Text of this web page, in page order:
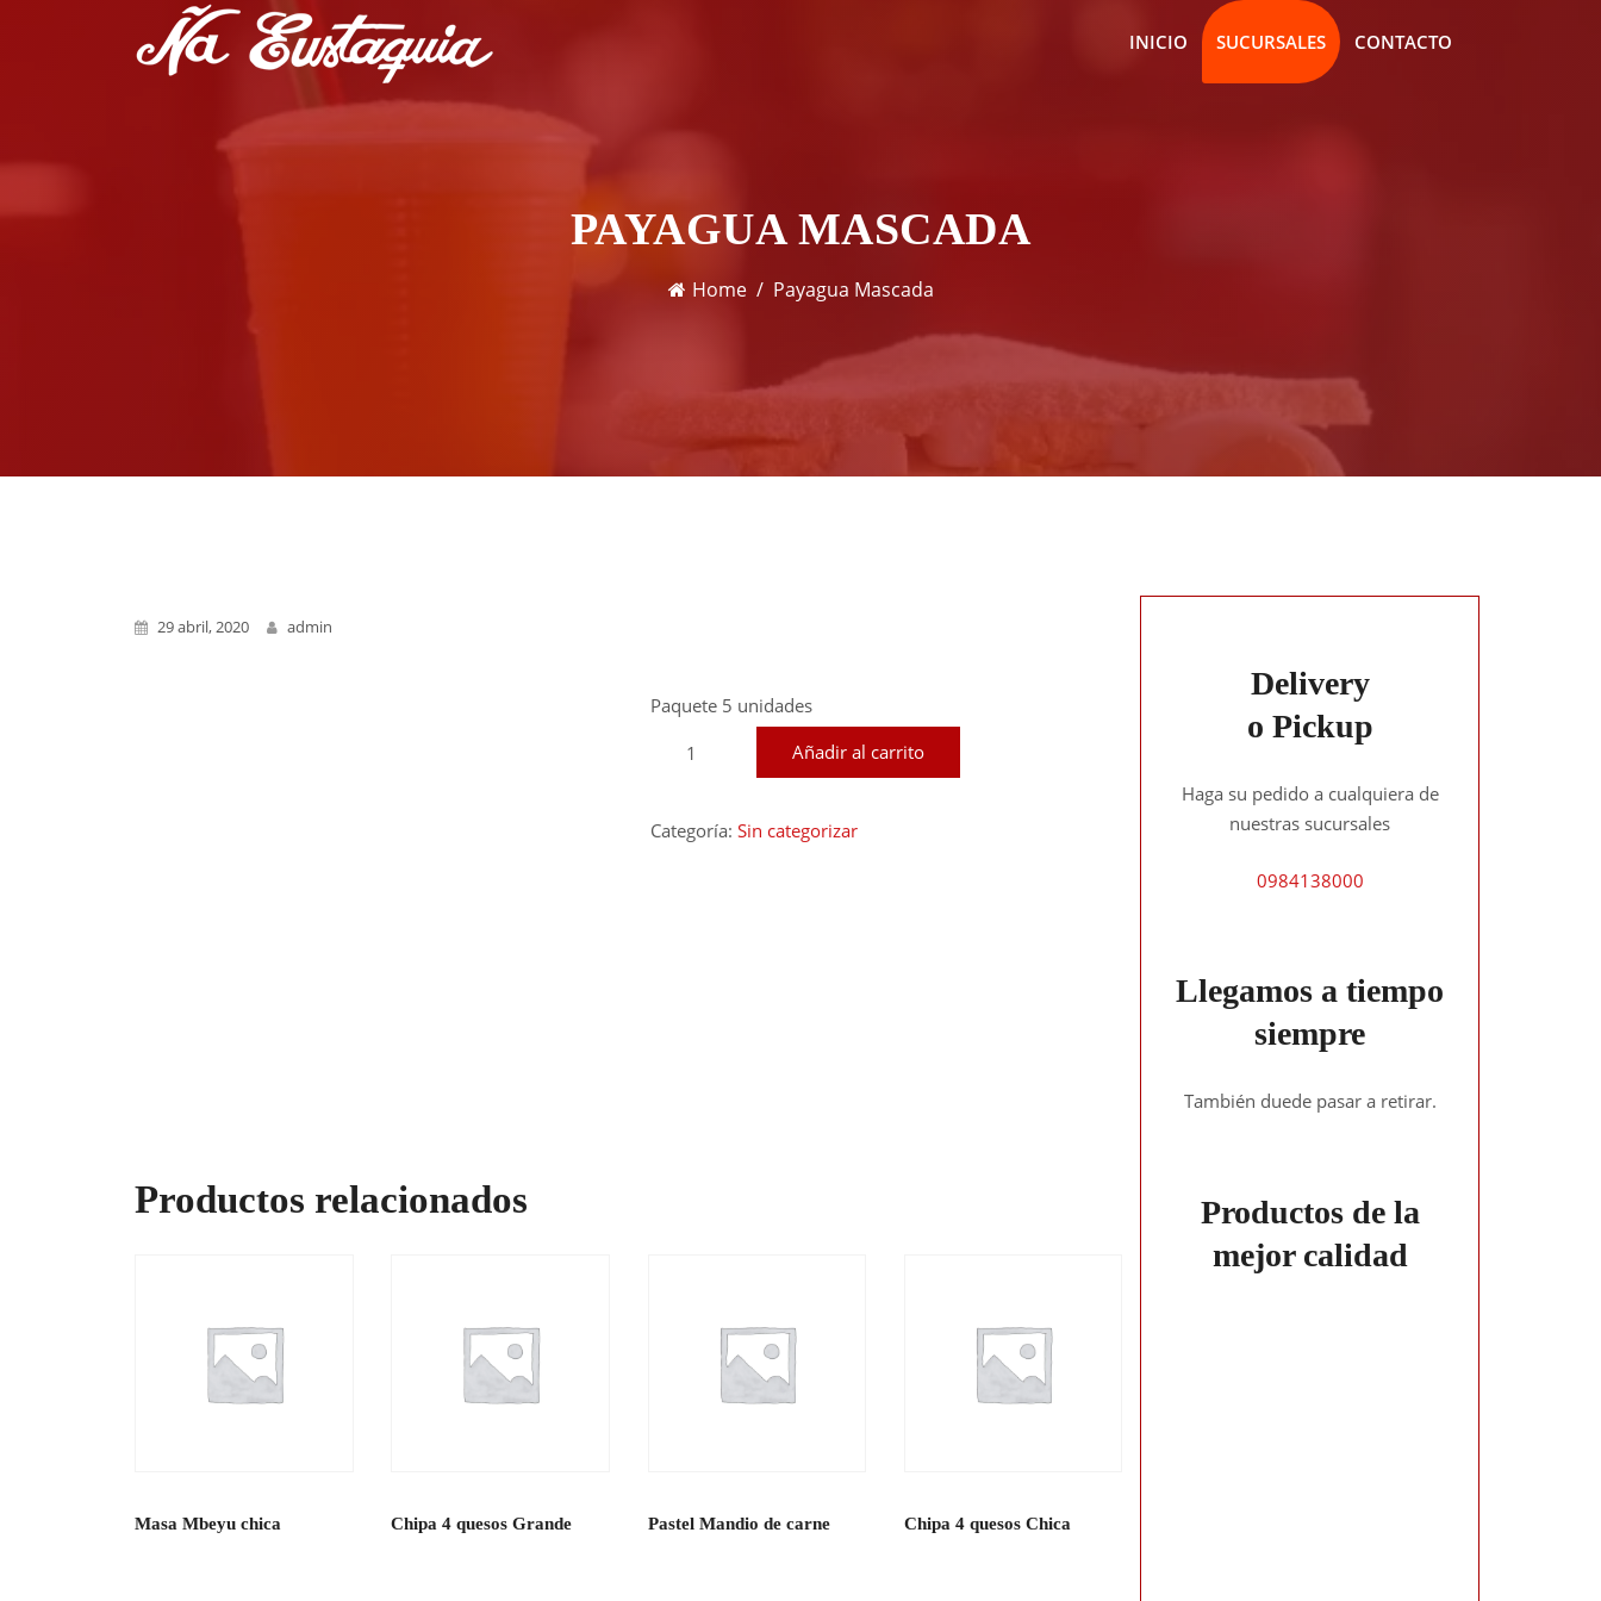
INICIO SUCURSALES CONTACTO
PAYAGUA MASCADA
Home Payagua Mascada
29 abril, 2020 admin
Paquete 5 unidades
Añadir al carrito
Categoría:Sin categorizar
Productos relacionados
Masa Mbeyu chica Chipa 4 quesos Grande Pastel Mandio de carne Chipa 4 quesos Chica
Delivery
o Pickup
Haga su pedido a cualquiera de
nuestras sucursales
0984138000
Llegamos a tiempo
siempre
También duede pasar a retirar.
Productos de la
mejor calidad